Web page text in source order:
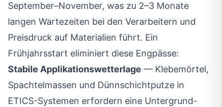
September–November, was zu 2–3 Monate
langen Wartezeiten bei den Verarbeitern und
Preisdruck auf Materialien führt. Ein
Frühjahrsstart eliminiert diese Engpässe:
Stabile Applikationswetterlage — Klebemörtel,
Spachtelmassen und Dünnschichtputze in
ETICS-Systemen erfordern eine Untergrund-